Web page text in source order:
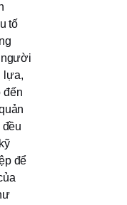
tố
người
lựa,
đến
đều
để